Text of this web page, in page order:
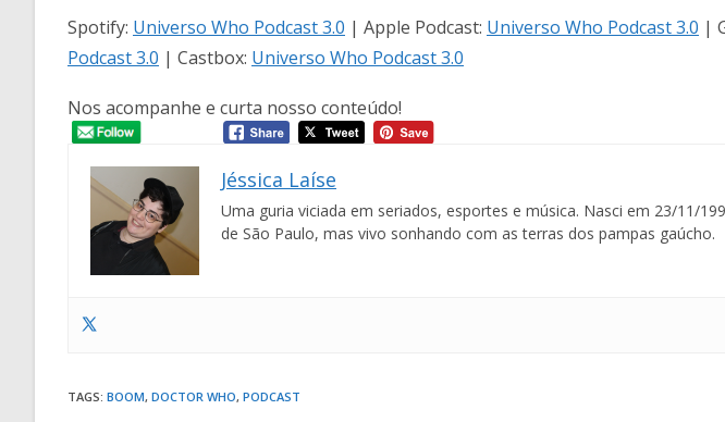
Spotify: Universo Who Podcast 3.0 | Apple Podcast: Universo Who Podcast 3.0 |
Podcast 3.0 | Castbox: Universo Who Podcast 3.0
Nos acompanhe e curta nosso conteúdo!
Jéssica Laíse
Uma guria viciada em seriados, esportes e música. Nasci em 23/11/
de São Paulo, mas vivo sonhando com as terras dos pampas gaúcho.
TAGS: BOOM, DOCTOR WHO, PODCAST